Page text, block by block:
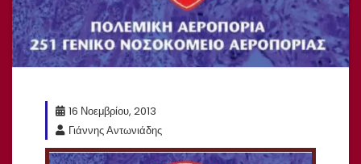
16 Νοεμβρίου, 2013
Γιάννης Αντωνιάδης